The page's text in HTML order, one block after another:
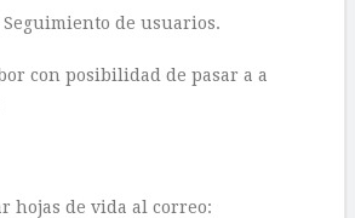
de usuarios.
con posibilidad de pasar a a
hojas de vida al correo: